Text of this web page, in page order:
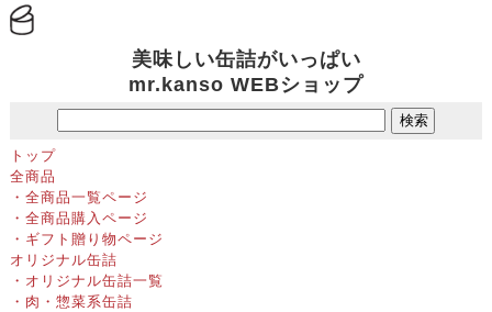
美味しい缶詰がいっぱい
mr.kanso WEBショップ
トップ
全商品
・全商品一覧ページ
・全商品購入ページ
・ギフト贈り物ページ
オリジナル缶詰
・オリジナル缶詰一覧
・肉・惣菜系缶詰